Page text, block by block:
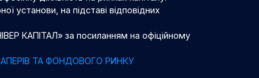
установи, на підставі відповідних
КАПІТАЛ» за посиланням на офіційному
ТА ФОНДОВОГО РИНКУ